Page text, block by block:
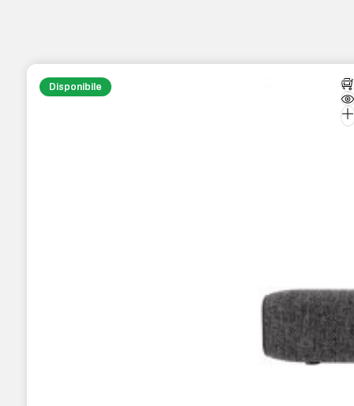
Disponibile